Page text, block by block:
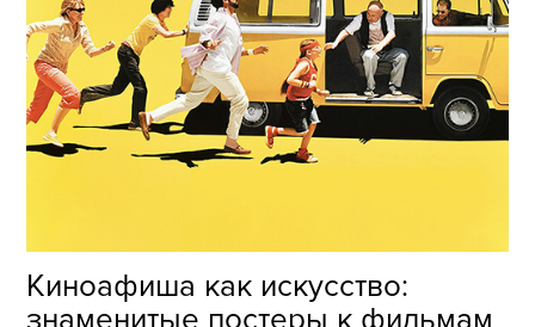
Киноафиша как искусство:
ТЕХНОЛОГИИ
ФЕСТИВАЛИ
ФОТОГРАФИЯ
ИСТОРИИ БРЕНДОВ
О ПРОЕКТЕ